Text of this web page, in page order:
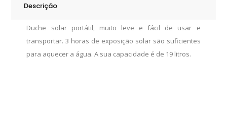
Descrição
Duche solar portátil, muito leve e fácil de usar e
transportar. 3 horas de exposição solar são suficientes
para aquecer a água. A sua capacidade é de 19 litros.